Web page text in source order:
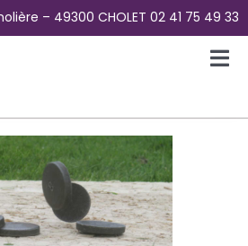
aidants
– 49300 CHOLET 02 41 75 49 33